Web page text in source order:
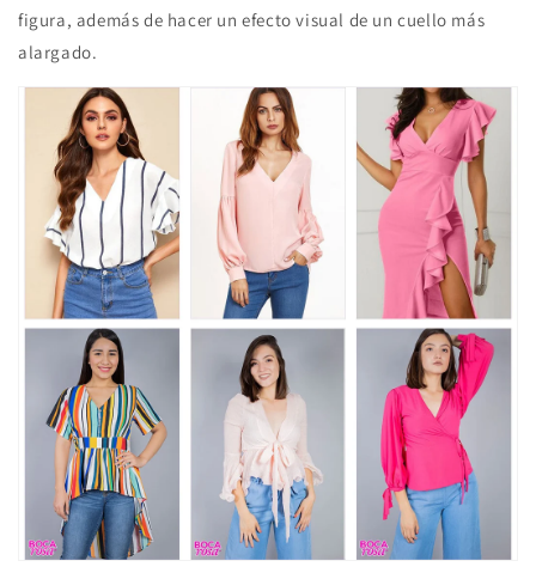
figura, además de hacer un efecto visual de un cuello más
alargado.